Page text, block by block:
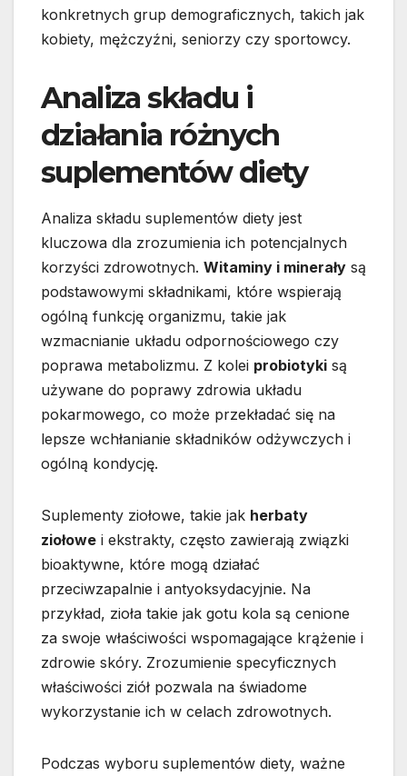
konkretnych grup demograficznych, takich jak
kobiety, mężczyźni, seniorzy czy sportowcy.
Analiza składu i
działania różnych
suplementów diety
Analiza składu suplementów diety jest
kluczowa dla zrozumienia ich potencjalnych
korzyści zdrowotnych. Witaminy i minerały są
podstawowymi składnikami, które wspierają
ogólną funkcję organizmu, takie jak
wzmacnianie układu odpornościowego czy
poprawa metabolizmu. Z kolei probiotyki są
używane do poprawy zdrowia układu
pokarmowego, co może przekładać się na
lepsze wchłanianie składników odżywczych i
ogólną kondycję.
Suplementy ziołowe, takie jak herbaty
ziołowe i ekstrakty, często zawierają związki
bioaktywne, które mogą działać
przeciwzapalnie i antyoksydacyjnie. Na
przykład, zioła takie jak gotu kola są cenione
za swoje właściwości wspomagające krążenie i
zdrowie skóry. Zrozumienie specyficznych
właściwości ziół pozwala na świadome
wykorzystanie ich w celach zdrowotnych.
Podczas wyboru suplementów diety, ważne